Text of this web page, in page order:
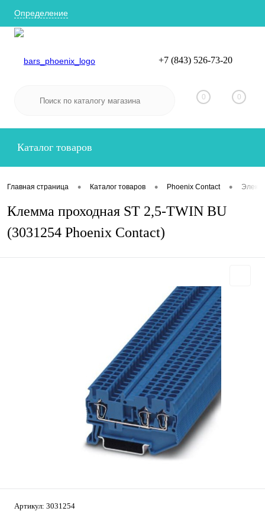
Определение
Вход
+7 (843) 526-73-20
0 0
Каталог товаров
Главная страница • Каталог товаров • Phoenix Contact •
Клемма проходная ST 2,5-TWIN BU
(3031254 Phoenix Contact)
Артикул: 3031254